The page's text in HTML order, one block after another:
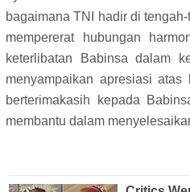
bagaimana TNI hadir di
mempererat hubungan
keterlibatan Babinsa dalam
menyampaikan apresiasi
berterimakasih kepada
membantu dalam